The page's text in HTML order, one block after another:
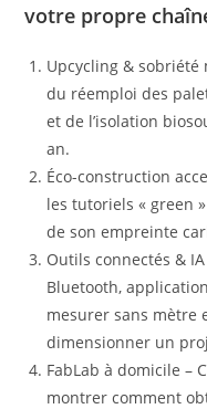
votre propre
Upcycling & sobriété
du réemploi des
et de l’isolation
an.
Éco-construction
les tutoriels « green
de son empreinte
Outils connectés &
Bluetooth,
mesurer sans mètre
dimensionner un
FabLab à domicile –
montrer comment